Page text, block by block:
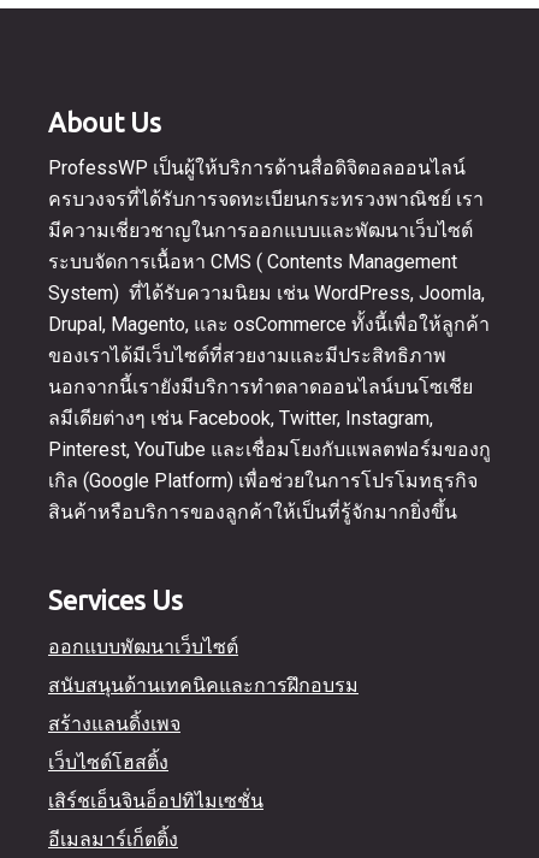
About Us
ProfessWP เป็นผู้ให้บริการด้านสื่อดิจิตอลออนไลน์
ครบวงจรที่ได้รับการจดทะเบียนกระทรวงพาณิชย์ เรา
มีความเชี่ยวชาญในการออกแบบและพัฒนาเว็บไซต์
ระบบจัดการเนื้อหา CMS ( Contents Management
System) ที่ได้รับความนิยม เช่น WordPress, Joomla,
Drupal, Magento, และ osCommerce ทั้งนี้เพื่อให้ลูกค้า
ของเราได้มีเว็บไซต์ที่สวยงามและมีประสิทธิภาพ
นอกจากนี้เรายังมีบริการทำตลาดออนไลน์บนโซเชีย
ลมีเดียต่างๆ เช่น Facebook, Twitter, Instagram,
Pinterest, YouTube และเชื่อมโยงกับแพลตฟอร์มของกู
เกิล (Google Platform) เพื่อช่วยในการโปรโมทธุรกิจ
สินค้าหรือบริการของลูกค้าให้เป็นที่รู้จักมากยิ่งขึ้น
Services Us
ออกแบบพัฒนาเว็บไซต์
สนับสนุนด้านเทคนิคและการฝึกอบรม
สร้างแลนดิ้งเพจ
เว็บไซต์โฮสติ้ง
เสิร์ชเอ็นจินอ็อปทิไมเซชั่น
อีเมลมาร์เก็ตติ้ง